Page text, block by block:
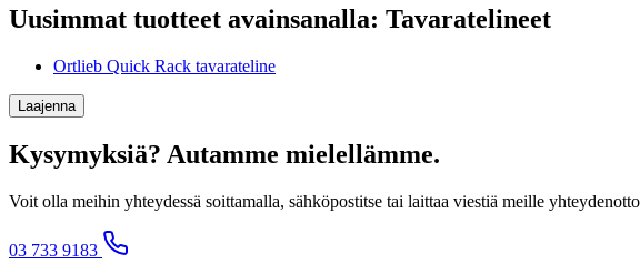
Uusimmat tuotteet avainsanalla: Tavaratelineet
Ortlieb Quick Rack tavarateline
Laajenna
Kysymyksiä? Autamme mielellämme.
Voit olla meihin yhteydessä soittamalla, sähköpostitse tai laittaa viestiä meille
03 733 9183